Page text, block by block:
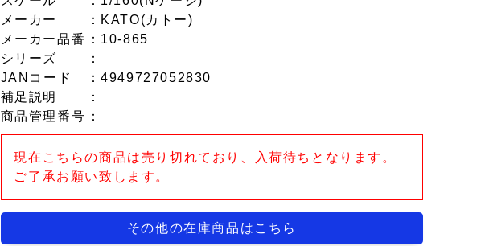
メーカー
：KATO(カトー)
メーカー品番
：10-865
シリーズ
：
JANコード
：4949727052830
補足説明
：
商品管理番号 ：
現在こちらの商品は売り切れており、入荷待ちとなります。
ご了承お願い致します。
その他の在庫商品はこちら